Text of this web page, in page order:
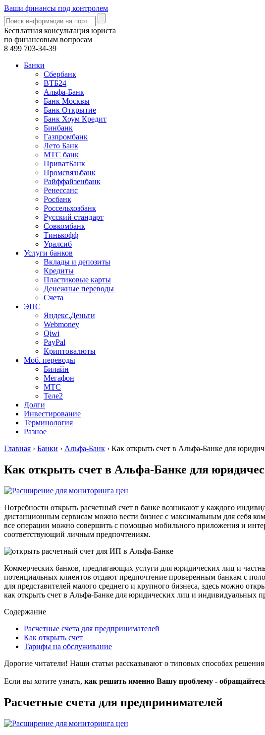
Ваши финансы под контролем
Бесплатная консультация юриста
по финансовым вопросам
8 499 703-34-39
Банки
Сбербанк
ВТБ24
Альфа-Банк
Банк Москвы
Банк Открытие
Банк Хоум Кредит
Бинбанк
Газпромбанк
Лето Банк
МТС банк
ПриватБанк
Промсвязьбанк
Райффайзенбанк
Ренессанс
Росбанк
Россельхозбанк
Русский стандарт
Совкомбанк
Тинькофф
Уралсиб
Услуги банков
Вклады и депозиты
Кредиты
Пластиковые карты
Денежные переводы
Счета
ЭПС
Яндекс.Деньги
Webmoney
Qiwi
PayPal
Криптовалюты
Моб. переводы
Билайн
Мегафон
МТС
Теле2
Долги
Инвестирование
Терминология
Разное
Главная › Банки › Альфа-Банк › Как открыть счет в Альфа-Банке для
Как открыть счет в Альфа-Банке для
Потребности открыть расчетный счет в банке возникают у каждого
дистанционным сервисам можно вести бизнес с максимальным для себя
все операции можно совершить с помощью мобильного приложения и
соответствующий личным предпочтениям.
Коммерческих банков, предлагающих услуги для юридических лиц и
потенциальных клиентов отдают предпочтение проверенным банкам с
для представителей малого среднего и крупного бизнеса, здесь можно
как открыть счет в Альфа-Банке для юридических лиц и индивидуальных
Содержание
Расчетные счета для предпринимателей
Как открыть счет
Тарифы на обслуживание
Дорогие читатели! Наши статьи рассказывают о типовых способах
Если вы хотите узнать, как решить именно Вашу проблему -
Расчетные счета для предпринимателей